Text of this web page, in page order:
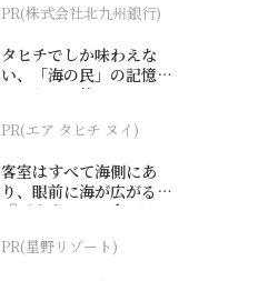
PR(株式会社北九州銀行)
タヒチでしか味わえな
い、「海の民」の記憶へ
とつながる旅
PR(エア タヒチ ヌイ)
客室はすべて海側にあ
り、眼前に海が広がる
『西表島ホテル by 星野
PR(星野リゾート)